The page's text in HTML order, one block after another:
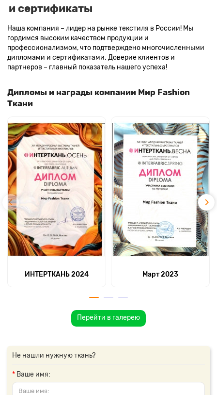
и сертификаты
Наша компания – лидер на рынке текстиля в России! Мы
гордимся высоким качеством продукции и
профессионализмом, что подтверждено многочисленными
дипломами и сертификатами. Доверие клиентов и
партнеров – главный показатель нашего успеха!
Дипломы и награды компании Мир Fashion
Ткани
ИНТЕРТКАНЬ 2024 Март 2023
Перейти в галерею
Не нашли нужную ткань?
Ваше имя: